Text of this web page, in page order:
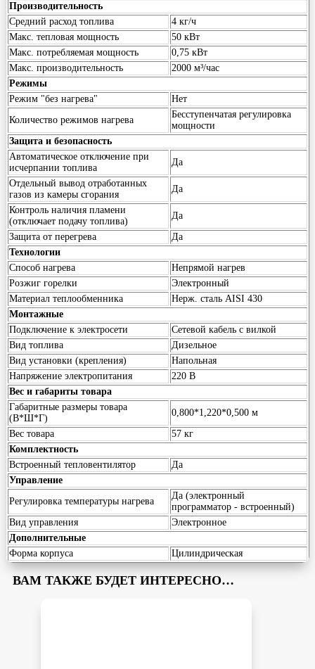
Производительность
Средний расход топлива
4 кг/ч
Макс. тепловая мощность
50 кВт
Макс. потребляемая мощность
0,75 кВт
Макс. производительность
2000 м³/час
Режимы
Режим "без нагрева"
Нет
Количество режимов нагрева
Бесступенчатая регулировка
мощности
Защита и безопасность
Автоматическое отключение при
исчерпании топлива
Да
Отдельный вывод отработанных
газов из камеры сгорания
Да
Контроль наличия пламени
(отключает подачу топлива)
Да
Защита от перегрева
Да
Технологии
Способ нагрева
Непрямой нагрев
Розжиг горелки
Электронный
Материал теплообменника
Нерж. сталь AISI 430
Монтажные
Подключение к электросети
Сетевой кабель с вилкой
Вид топлива
Дизельное
Вид установки (крепления)
Напольная
Напряжение электропитания
220 В
Вес и габариты товара
Габаритные размеры товара
(В*Ш*Г)
0,800*1,220*0,500 м
Вес товара
57 кг
Комплектность
Встроенный тепловентилятор
Да
Управление
Регулировка температуры нагрева
Да (электронный
программатор - встроенный)
Вид управления
Электронное
Дополнительные
Форма корпуса
Цилиндрическая
ВАМ ТАКЖЕ БУДЕТ ИНТЕРЕСНО…